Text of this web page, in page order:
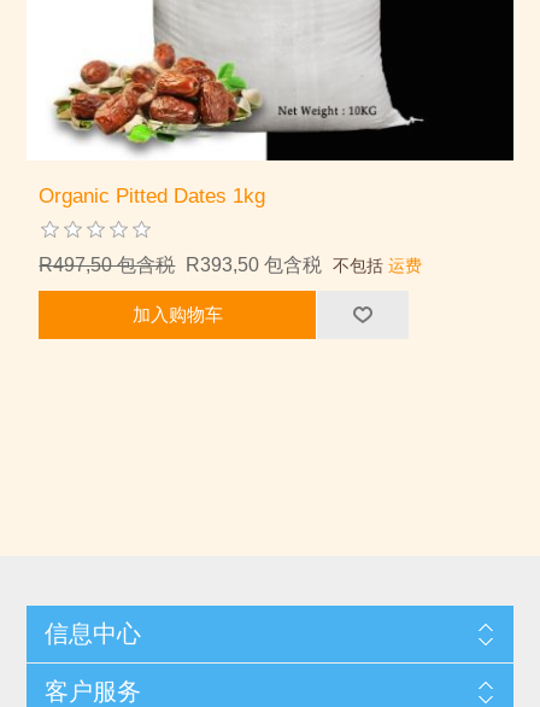
Organic Pitted Dates 1kg
R497,50 包含税 R393,50 包含税 不包括运费
加入购物车
信息中心
客户服务